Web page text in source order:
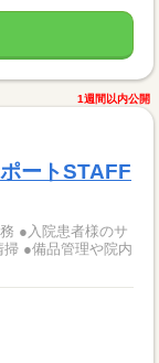
1週間以内公開
ートSTAFF
サ
●備品管理や院内